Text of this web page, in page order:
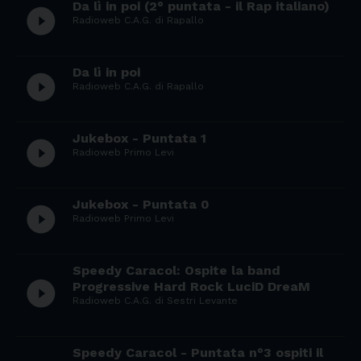
play_circle_filled Da lì in poi (2° puntata - il Rap italiano)
Radioweb C.A.G. di Rapallo
play_circle_filled Da lì in poi
Radioweb C.A.G. di Rapallo
play_circle_filled Jukebox - Puntata 1
Radioweb Primo Levi
play_circle_filled Jukebox - Puntata 0
Radioweb Primo Levi
play_circle_filled
Speedy Caracol: Ospite la band
Progressive Hard Rock LuciD DreaM
Radioweb C.A.G. di Sestri Levante
Speedy Caracol - Puntata n°3 ospiti il